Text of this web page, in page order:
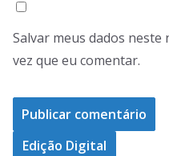
Salvar meus dados
vez que eu comentar.
Edição Digital